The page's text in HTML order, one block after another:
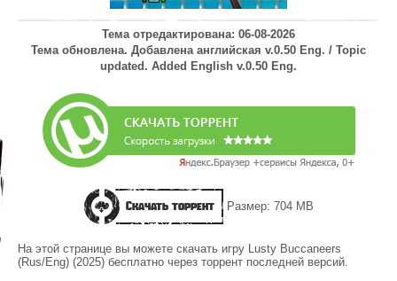
Тема отредактирована: 06-08-2026
Тема обновлена. Добавлена английская v.0.50 Eng. / Topic
updated. Added English v.0.50 Eng.
Скачать торрент Размер: 704 MB
На этой странице вы можете скачать игру Lusty Buccaneers
(Rus/Eng) (2025) бесплатно через торрент последней версий.